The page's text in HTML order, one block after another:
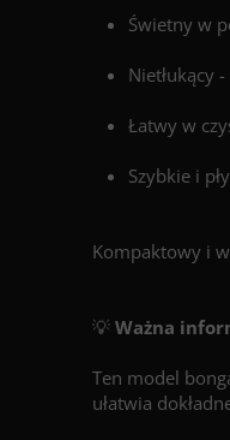
Świetny w
Nietłukący
Łatwy w
Szybkie i
Kompaktowy i
💡 Ważna
Ten model
ułatwia